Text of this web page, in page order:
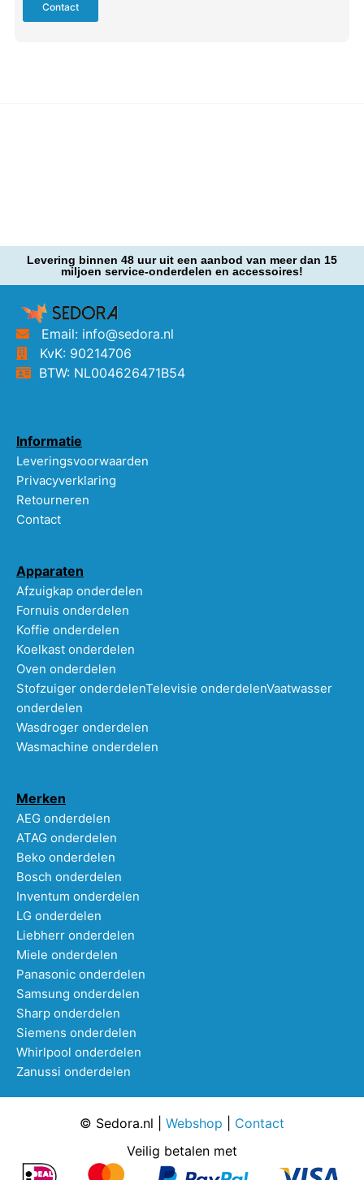
Contact
Levering binnen 48 uur uit een aanbod van meer dan 15
miljoen service-onderdelen en accessoires!
Email: info@sedora.nl
KvK: 90214706
BTW: NL004626471B54
Informatie
Leveringsvoorwaarden
Privacyverklaring
Retourneren
Contact
Apparaten
Afzuigkap onderdelen
Fornuis onderdelen
Koffie onderdelen
Koelkast onderdelen
Oven onderdelen
Stofzuiger onderdelenTelevisie onderdelenVaatwasser
onderdelen
Wasdroger onderdelen
Wasmachine onderdelen
Merken
AEG onderdelen
ATAG onderdelen
Beko onderdelen
Bosch onderdelen
Inventum onderdelen
LG onderdelen
Liebherr onderdelen
Miele onderdelen
Panasonic onderdelen
Samsung onderdelen
Sharp onderdelen
Siemens onderdelen
Whirlpool onderdelen
Zanussi onderdelen
© Sedora.nl | Webshop
Contact
Veilig betalen met